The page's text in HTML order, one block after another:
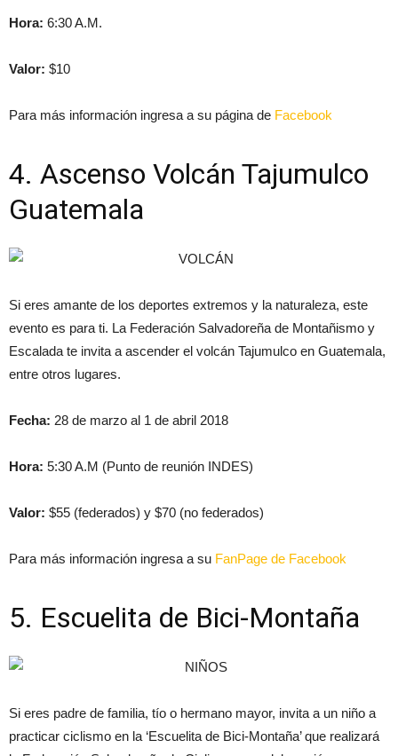
Hora: 6:30 A.M.
Valor: $10
Para más información ingresa a su página de Facebook
4. Ascenso Volcán Tajumulco
Guatemala
Si eres amante de los deportes extremos y la naturaleza, este
evento es para ti. La Federación Salvadoreña de Montañismo y
Escalada te invita a ascender el volcán Tajumulco en Guatemala,
entre otros lugares.
Fecha: 28 de marzo al 1 de abril 2018
Hora: 5:30 A.M (Punto de reunión INDES)
Valor: $55 (federados) y $70 (no federados)
Para más información ingresa a su FanPage de Facebook
5. Escuelita de Bici-Montaña
Si eres padre de familia, tío o hermano mayor, invita a un niño a
practicar ciclismo en la ‘Escuelita de Bici-Montaña’ que realizará